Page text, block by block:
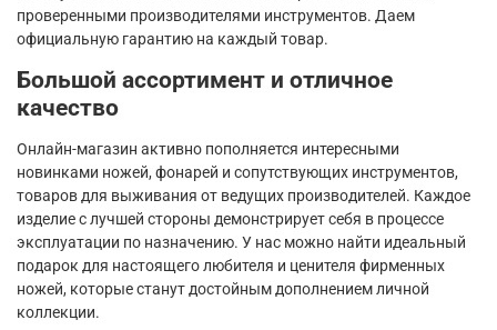
проверенными производителями инструментов. Даем
официальную гарантию на каждый товар.
Большой ассортимент и отличное
качество
Онлайн-магазин активно пополняется интересными
новинками ножей, фонарей и сопутствующих инструментов,
товаров для выживания от ведущих производителей. Каждое
изделие с лучшей стороны демонстрирует себя в процессе
эксплуатации по назначению. У нас можно найти идеальный
подарок для настоящего любителя и ценителя фирменных
ножей, которые станут достойным дополнением личной
коллекции.